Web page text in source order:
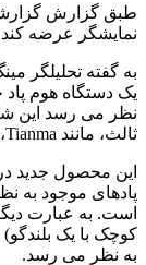
طبق گزارش
نمایشگر عرضه
به گفته تحلیلگر
نظر می رسد این
ثالث، مانند Tianma، سازنده نمایشگر چینی باشد. .
است. به عبارت
به نظر می رسد.